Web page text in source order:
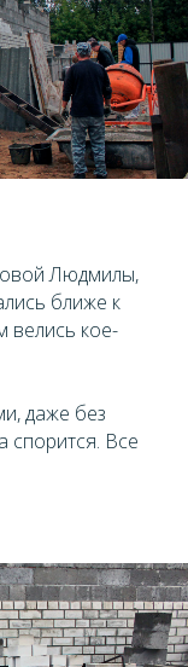
Людмилы,
ближе к
велись кое-
даже без
спорится. Все